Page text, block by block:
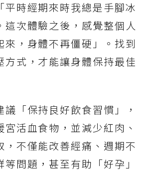
平時經期來時我總是手腳冰
這次體驗之後，感覺整個人
來，身體不再僵硬」。找到
方式，才能讓身體保持最佳
「保持良好飲食習慣」，
活血食物，並減少紅肉、
，不僅能改善經痛、週期不
問題，甚至有助「好孕」